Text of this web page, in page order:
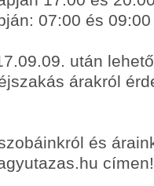
07:00 és
után
árakról
és
címen!